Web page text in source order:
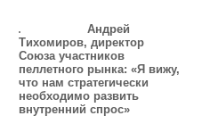
Андрей
Тихомиров, директор
Союза участников
пеллетного рынка: «Я вижу,
что нам стратегически
необходимо развить
внутренний спрос»